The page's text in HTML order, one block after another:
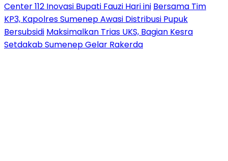
Center 112 Inovasi Bupati Fauzi Hari ini Bersama Tim
KP3, Kapolres Sumenep Awasi Distribusi Pupuk
Bersubsidi Maksimalkan Trias UKS, Bagian Kesra
Setdakab Sumenep Gelar Rakerda